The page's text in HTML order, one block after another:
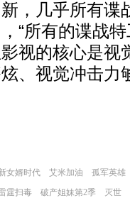
，几乎所有谍
“所有的谍战
视的核心是视
、视觉冲击力